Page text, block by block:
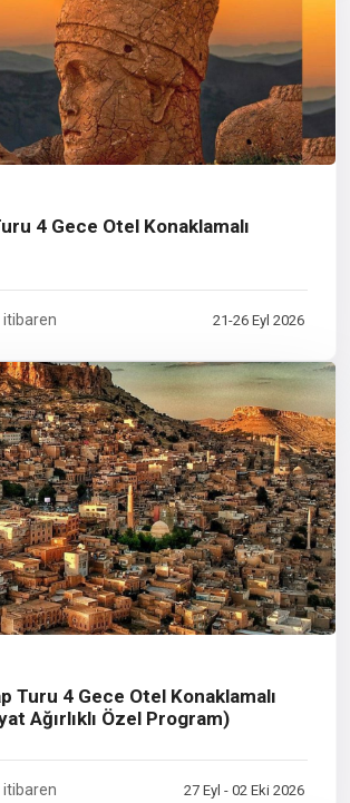
4 Gece Otel Konaklamalı
itibaren 21-26 Eyl 2026
Turu 4 Gece Otel Konaklamalı
Ağırlıklı Özel Program)
itibaren 27 Eyl - 02 Eki 2026